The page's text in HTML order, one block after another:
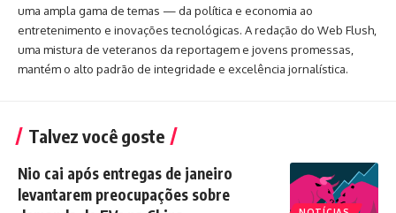
uma ampla gama de temas — da política e economia ao
entretenimento e inovações tecnológicas. A redação do Web Flush,
uma mistura de veteranos da reportagem e jovens promessas,
mantém o alto padrão de integridade e excelência jornalística.
Talvez você goste
Nio cai após entregas de janeiro
levantarem preocupações sobre